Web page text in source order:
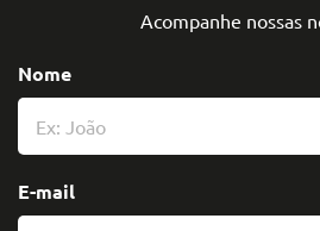
Acompanhe nossas
Nome
E-mail